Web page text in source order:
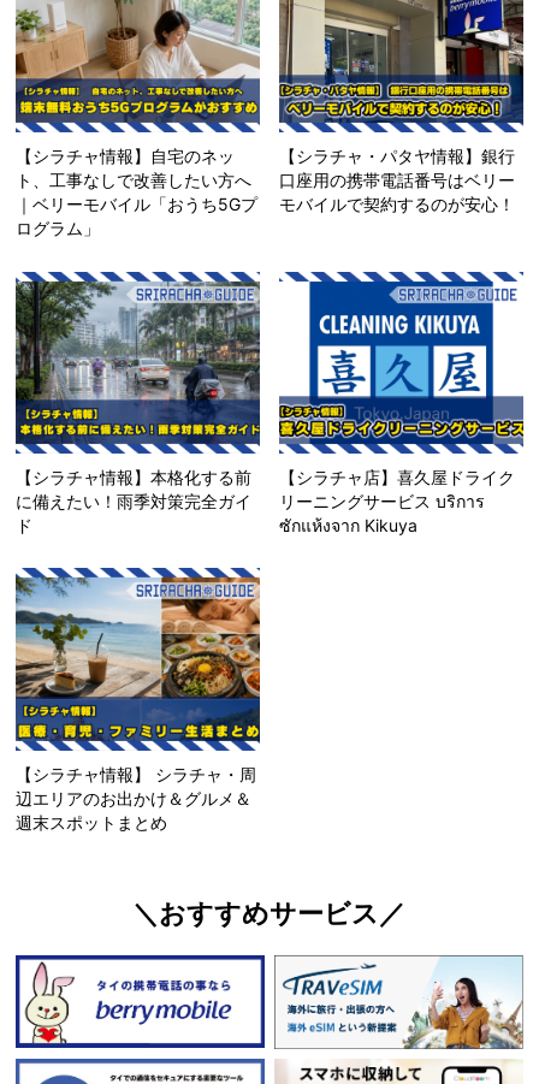
【シラチャ情報】自宅のネッ
ト、工事なしで改善したい方へ
｜ベリーモバイル「おうち5Gプ
ログラム」
【シラチャ・パタヤ情報】銀行
口座用の携帯電話番号はベリー
モバイルで契約するのが安心！
【シラチャ情報】本格化する前
に備えたい！雨季対策完全ガイ
ド
【シラチャ店】喜久屋ドライク
リーニングサービス บริการ
ซักแห้งจาก Kikuya
【シラチャ情報】 シラチャ・周
辺エリアのお出かけ＆グルメ＆
週末スポットまとめ
＼おすすめサービス／